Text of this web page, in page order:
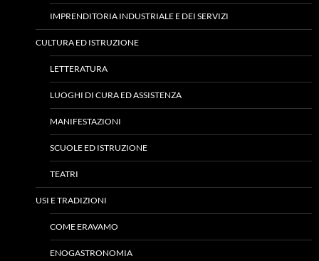
IMPRENDITORIA INDUSTRIALE E DEI SERVIZI
CULTURA ED ISTRUZIONE
LETTERATURA
LUOGHI DI CURA ED ASSISTENZA
MANIFESTAZIONI
SCUOLE ED ISTRUZIONE
TEATRI
USI E TRADIZIONI
COME ERAVAMO
ENOGASTRONOMIA